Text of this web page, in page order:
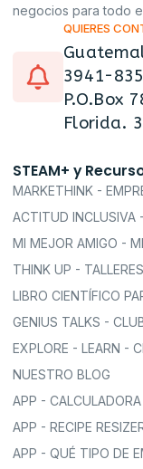
negocios para todo
QUIERES
3941-
P.O.Box
Florida.
STEAM+ y
MARKETHINK -
ACTITUD INCLUSIVA
MI MEJOR AMIGO -
THINK UP -
LIBRO CIENTÍFICO
GENIUS TALKS -
EXPLORE - LEARN -
NUESTRO BLOG
APP -
APP - RECIPE
APP - QUÉ TIPO DE